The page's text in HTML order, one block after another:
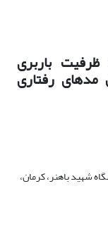
باربری
مدهای رفتاری
شهید باهنر، کرمان،